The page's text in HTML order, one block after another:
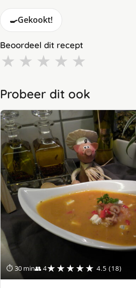
🍳Gekookt!
Beoordeel dit recept
★ ★ ★ ★ ★
Probeer dit ook
⏱ 30 min👥 4★★★★★ 4.5 (18)